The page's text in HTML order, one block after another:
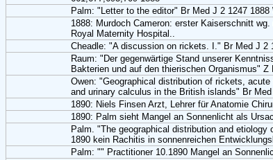
Palm: "Letter to the editor" Br Med J 2 1247 1888
1888: Murdoch Cameron: erster Kaiserschnitt
Royal Maternity Hospital..
Cheadle: "A discussion on rickets. I." Br Med J 2
Raum: "Der gegenwärtige Stand unserer
Bakterien und auf den thierischen Organismus" Z
Owen: "Geographical distribution of rickets,
and urinary calculus in the British islands" Br
1890: Niels Finsen Arzt, Lehrer für Anatomie
1890: Palm sieht Mangel an Sonnenlicht als
Palm. "The geographical distribution and
1890 kein Rachitis in sonnenreichen
Palm: "" Practitioner 10.1890 Mangel an